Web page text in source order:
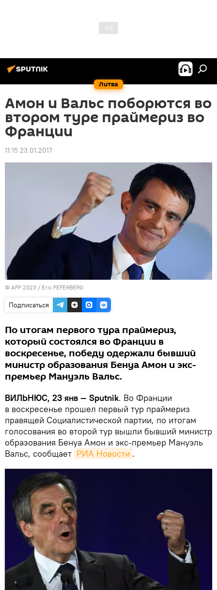
Литва
Амон и Вальс поборются во
втором туре праймериз во
Франции
11:15 23.01.2017
© AFP 2023 / Eric FEFERBERG
Подписаться
По итогам первого тура праймериз,
который состоялся во Франции в
воскресенье, победу одержали бывший
министр образования Бенуа Амон и экс-
премьер Мануэль Вальс.
ВИЛЬНЮС, 23 янв — Sputnik. Во Франции
в воскресенье прошел первый тур праймериз
правящей Социалистической партии, по итогам
голосования во второй тур вышли бывший министр
образования Бенуа Амон и экс-премьер Мануэль
Вальс, сообщает РИА Новости .